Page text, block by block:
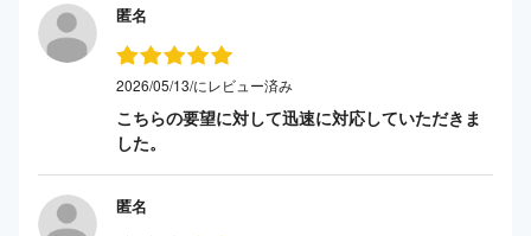
匿名
2026/05/13/にレビュー済み
こちらの要望に対して迅速に対応していただきま
した。
匿名